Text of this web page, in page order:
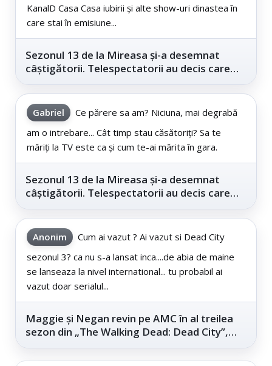
KanalD Casa Casa iubirii și alte show-uri dinastea în
care stai în emisiune...
Sezonul 13 de la Mireasa și-a desemnat
câștigătorii. Telespectatorii au decis care
Gabriel
Ce părere sa am? Niciuna, mai degrabă
am o intrebare... Cât timp stau căsătoriți? Sa te
măriți la TV este ca și cum te-ai mărita în gara.
Sezonul 13 de la Mireasa și-a desemnat
câștigătorii. Telespectatorii au decis care
Anonim
Cum ai vazut ? Ai vazut si Dead City
sezonul 3? ca nu s-a lansat inca....de abia de maine
se lanseaza la nivel international... tu probabil ai
vazut doar serialul...
Maggie și Negan revin pe AMC în al treilea
sezon din „The Walking Dead: Dead City”,